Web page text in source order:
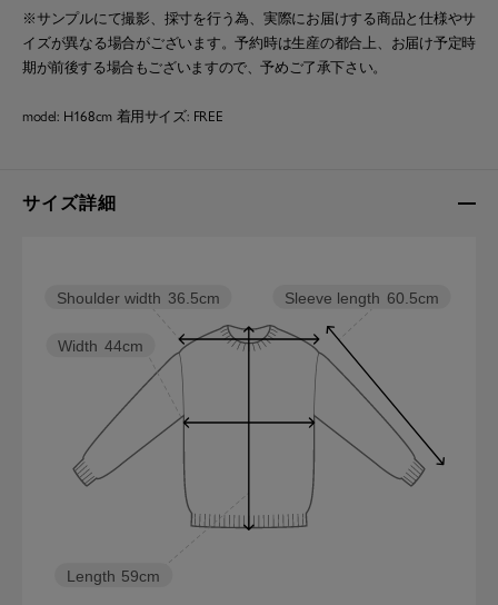
※サンプルにて撮影、採寸を行う為、実際にお届けする商品と仕様やサ
イズが異なる場合がございます。予約時は生産の都合上、お届け予定時
期が前後する場合もございますので、予めご了承下さい。
model: H168cm 着用サイズ: FREE
サイズ詳細
Sleeve length 60.5cm
Length 59cm
Width 44cm
Shoulder width 36.5cm